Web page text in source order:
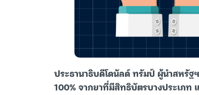
ประธานาธิบดีโดนัลด์ ทรัมป์ ผู้นำสหรัฐ
100% จากยาที่มีสิทธิบัตรบางประเภท